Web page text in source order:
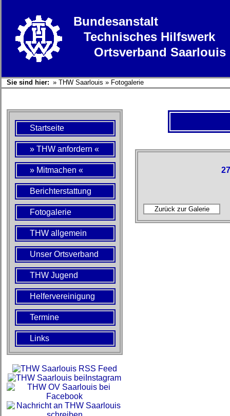
Bundesanstalt
Technisches Hilfswerk
Ortsverband Saarlouis
Sie sind hier: » THW Saarlouis » Fotogalerie
Startseite
» THW anfordern «
» Mitmachen «
Berichterstattung
Fotogalerie
THW allgemein
Unser Ortsverband
THW Jugend
Helfervereinigung
Termine
Links